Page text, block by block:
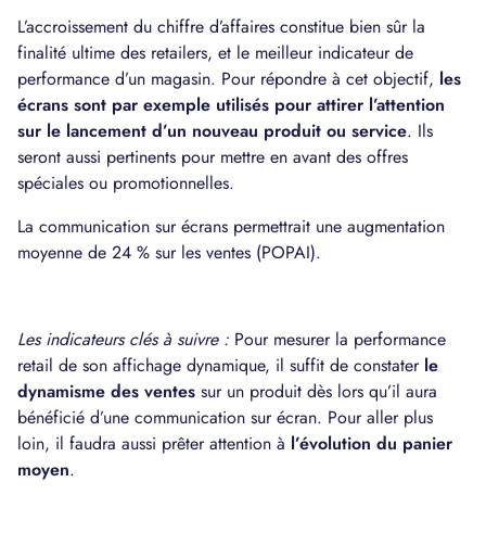
L’accroissement du chiffre d’affaires constitue bien sûr la
finalité ultime des retailers, et le meilleur indicateur de
performance d’un magasin. Pour répondre à cet objectif, les
écrans sont par exemple utilisés pour attirer l’attention
sur le lancement d’un nouveau produit ou service. Ils
seront aussi pertinents pour mettre en avant des offres
spéciales ou promotionnelles.
La communication sur écrans permettrait une augmentation
moyenne de 24 % sur les ventes (POPAI).
Les indicateurs clés à suivre : Pour mesurer la performance
retail de son affichage dynamique, il suffit de constater le
dynamisme des ventes sur un produit dès lors qu’il aura
bénéficié d’une communication sur écran. Pour aller plus
loin, il faudra aussi prêter attention à l’évolution du panier
moyen.